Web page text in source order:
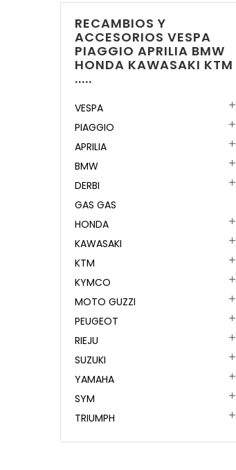
RECAMBIOS Y
ACCESORIOS VESPA
PIAGGIO APRILIA BMW
HONDA KAWASAKI KTM
.....
VESPA 
PIAGGIO 
APRILIA 
BMW 
DERBI 
GAS GAS
HONDA

KAWASAKI 
KTM 
KYMCO 
MOTO GUZZI 
PEUGEOT 
RIEJU 
SUZUKI 
YAMAHA 
SYM 
TRIUMPH 